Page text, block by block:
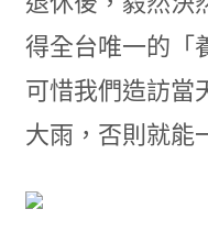
得全台唯一的「
可惜我們造訪當
大雨，否則就能